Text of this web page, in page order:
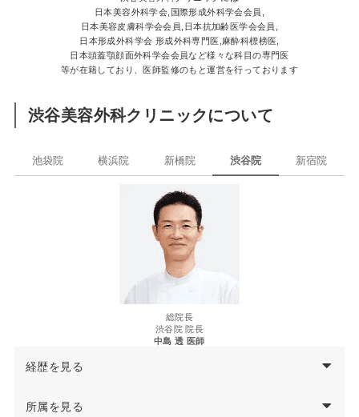
日本美容外科学会,国際形成外科学会会員,
日本美容皮膚科学会会員,日本抗加齢医学会会員,
日本形成外科学会 形成外科専門医,麻酔科標榜医,
日本頭蓋顎顔面外科学会会員など様々な科目の専門医
等が在籍しており、医師監修のもと運営を行っております
渋谷美容外科クリニックについて
池袋院 横浜院 新橋院 渋谷院 新宿院
総院長
渋谷院 院長
中島 透 医師
経歴を見る
所属を見る